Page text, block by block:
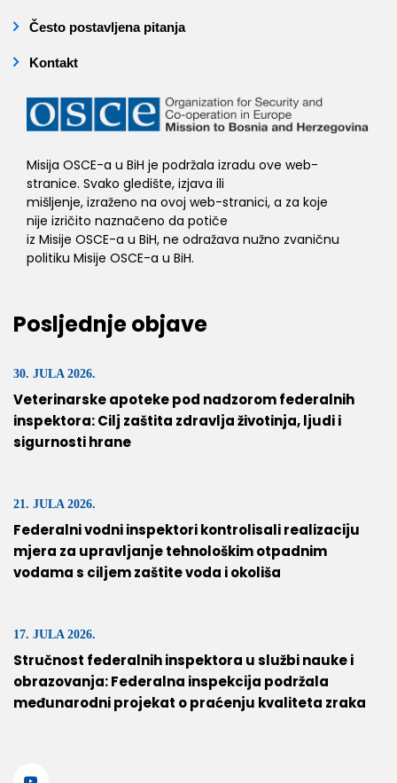
Često postavljena pitanja
Kontakt
Misija OSCE-a u BiH je podržala izradu ove web-
stranice. Svako gledište, izjava ili
mišljenje, izraženo na ovoj web-stranici, a za koje
nije izričito naznačeno da potiče
iz Misije OSCE-a u BiH, ne odražava nužno zvaničnu
politiku Misije OSCE-a u BiH.
Posljednje objave
30. JULA 2026.
Veterinarske apoteke pod nadzorom federalnih
inspektora: Cilj zaštita zdravlja životinja, ljudi i
sigurnosti hrane
21. JULA 2026.
Federalni vodni inspektori kontrolisali realizaciju
mjera za upravljanje tehnološkim otpadnim
vodama s ciljem zaštite voda i okoliša
17. JULA 2026.
Stručnost federalnih inspektora u službi nauke i
obrazovanja: Federalna inspekcija podržala
međunarodni projekat o praćenju kvaliteta zraka